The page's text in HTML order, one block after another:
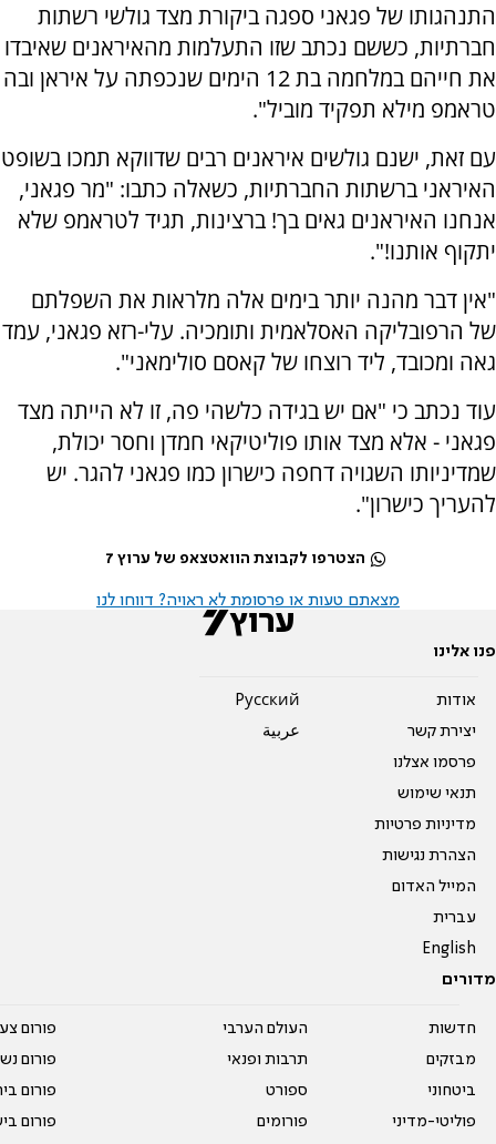
התנהגותו של פגאני ספגה ביקורת מצד גולשי רשתות
חברתיות, כששם נכתב שזו התעלמות מהאיראנים שאיבדו
את חייהם במלחמה בת 12 הימים שנכפתה על איראן ובה
טראמפ מילא תפקיד מוביל".
עם זאת, ישנם גולשים איראנים רבים שדווקא תמכו בשופט
האיראני ברשתות החברתיות, כשאלה כתבו: "מר פגאני,
אנחנו האיראנים גאים בך! ברצינות, תגיד לטראמפ שלא
יתקוף אותנו!".
"אין דבר מהנה יותר בימים אלה מלראות את השפלתם
של הרפובליקה האסלאמית ותומכיה. עלי-רזא פגאני, עמד
גאה ומכובד, ליד רוצחו של קאסם סולימאני".
עוד נכתב כי "אם יש בגידה כלשהי פה, זו לא הייתה מצד
פגאני - אלא מצד אותו פוליטיקאי חמדן וחסר יכולת,
שמדיניותו השגויה דחפה כישרון כמו פגאני להגר. יש
להעריך כישרון".
הצטרפו לקבוצת הוואטצאפ של ערוץ 7
מצאתם טעות או פרסומת לא ראויה? דווחו לנו
פנו אלינו
אודות
יצירת קשר
פרסמו אצלנו
תנאי שימוש
מדיניות פרטיות
הצהרת נגישות
המייל האדום
עברית
English
Pусский
عربية
מדורים
חדשות
מבזקים
ביטחוני
פוליטי-מדיני
העולם הערבי
תרבות ופנאי
ספורט
פורומים
פורום
פורום
פורום
פורום